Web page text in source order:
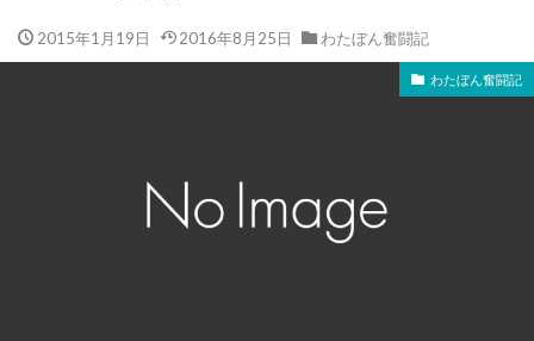
2015年1月19日 2016年8月25日 わたぼん奮闘記
わたぼん奮闘記